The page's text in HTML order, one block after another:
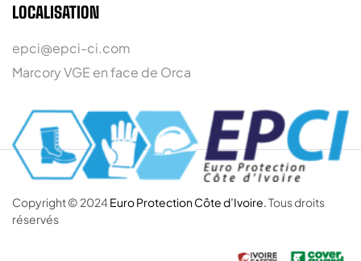
LOCALISATION
epci@epci-ci.com
Marcory VGE en face de Orca
Copyright © 2024 Euro Protection Côte d’Ivoire.Tous droits
réservés